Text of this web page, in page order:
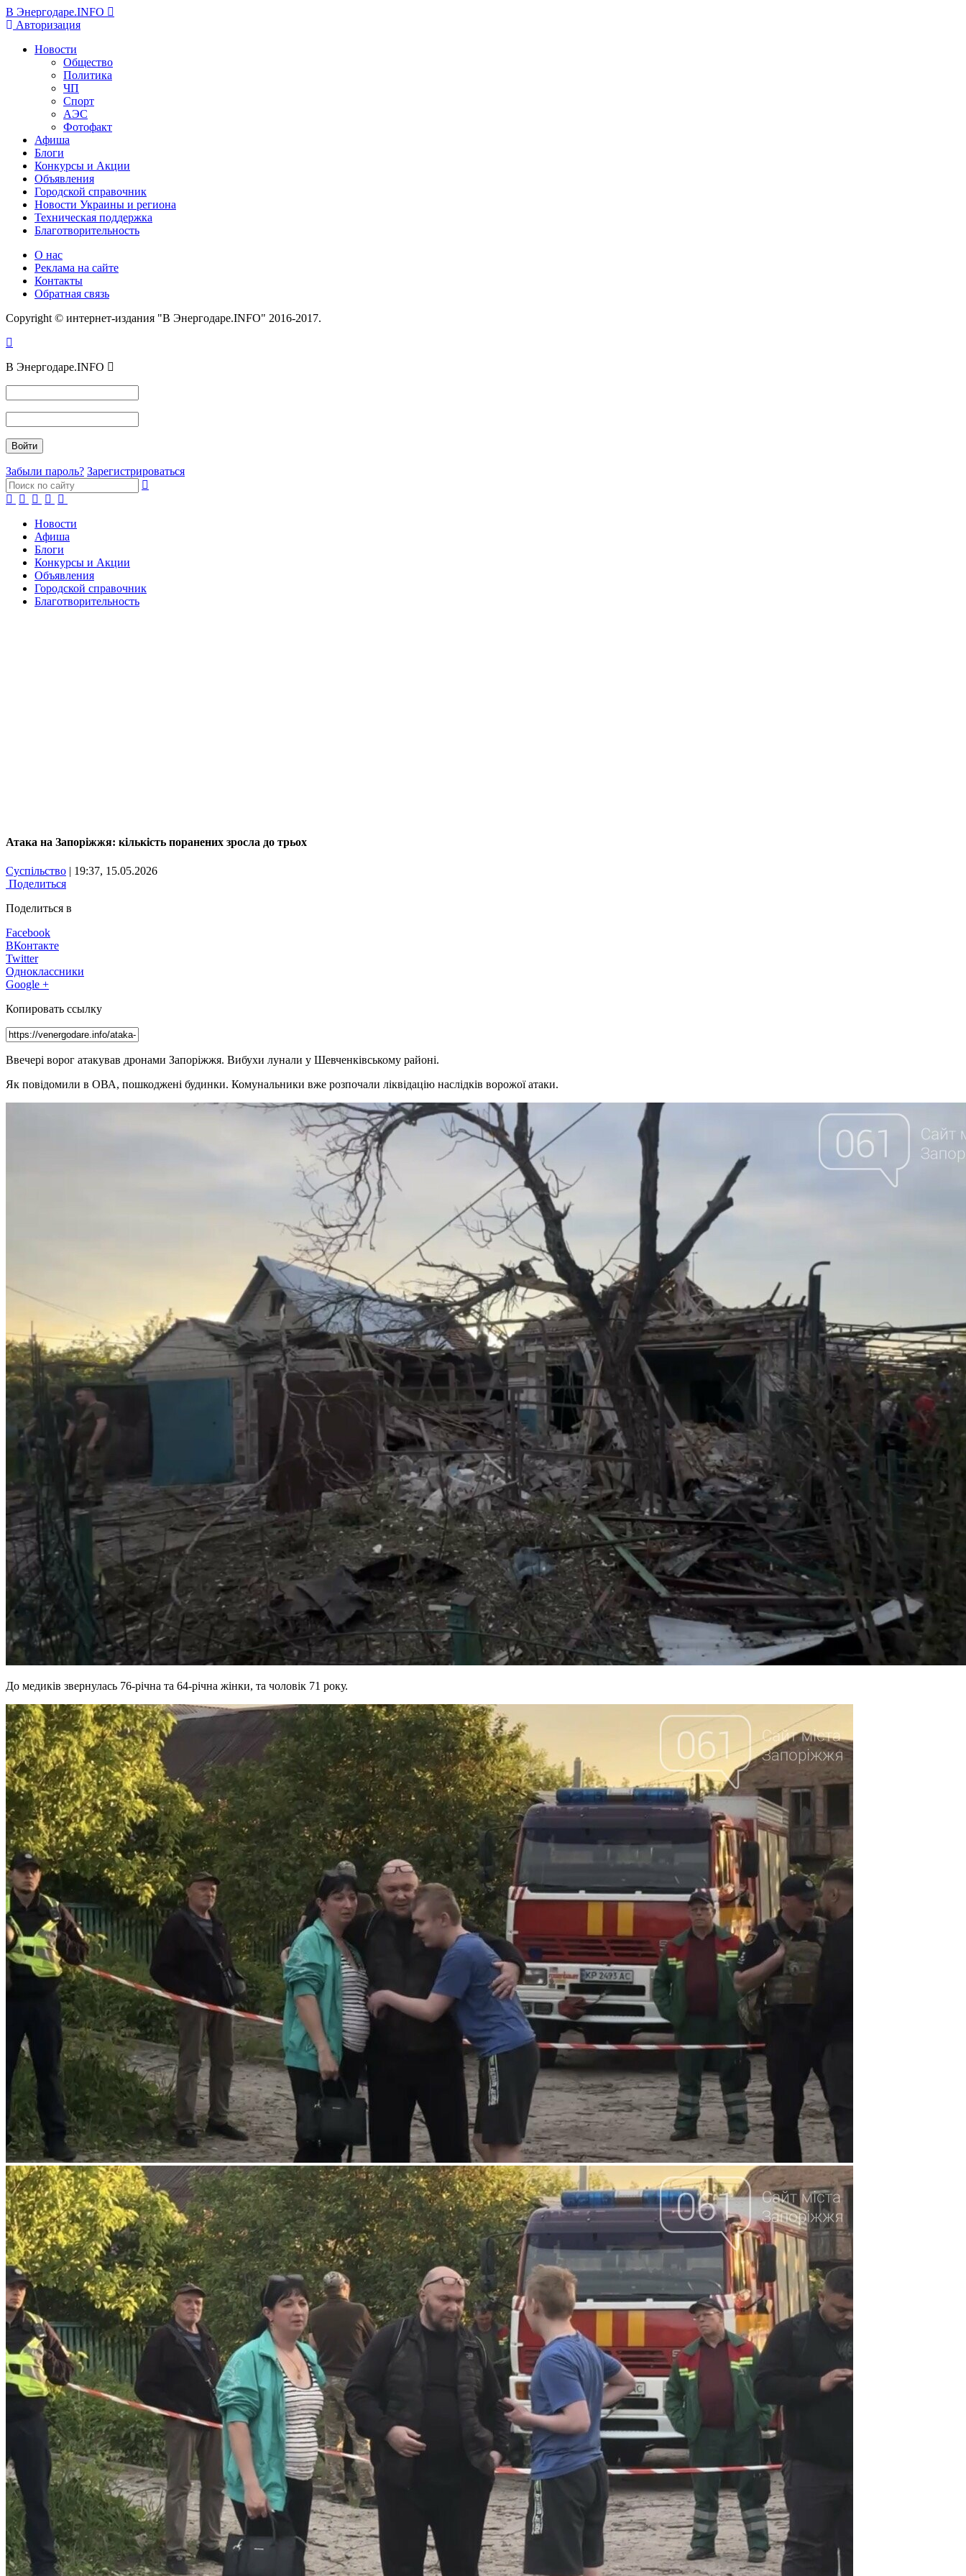
В Энергодаре.INFO
Авторизация
Новости
Общество
Политика
ЧП
Спорт
АЭС
Фотофакт
Афиша
Блоги
Конкурсы и Акции
Объявления
Городской справочник
Новости Украины и региона
Техническая поддержка
Благотворительность
О нас
Реклама на сайте
Контакты
Обратная связь
Copyright © интернет-издания "В Энергодаре.INFO" 2016-2017.
В Энергодаре.INFO
Забыли пароль? Зарегистрироваться
Новости
Афиша
Блоги
Конкурсы и Акции
Объявления
Городской справочник
Благотворительность
Атака на Запоріжжя: кількість поранених зросла до трьох
Суспільство | 19:37, 15.05.2026
Поделиться
Поделиться в
Facebook
ВКонтакте
Twitter
Одноклассники
Google +
Копировать ссылку
Ввечері ворог атакував дронами Запоріжжя. Вибухи лунали у Шевченківському районі.
Як повідомили в ОВА, пошкоджені будинки. Комунальники вже розпочали ліквідацію наслідків ворожої атаки.
До медиків звернулась 76-річна та 64-річна жінки, та чоловік 71 року.